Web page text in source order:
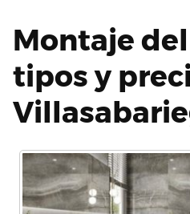
Montaje
tipos y